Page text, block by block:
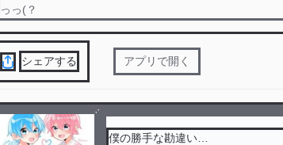
っっ(？
シェアする アプリで開く
僕の勝手な勘違い…